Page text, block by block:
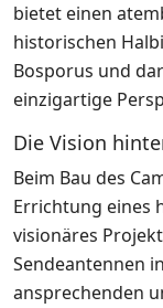
bietet einen
historischen
Bosporus und
einzigartige
Die Vision
Beim Bau des
Errichtung eines
visionäres
Sendeantennen
ansprechenden